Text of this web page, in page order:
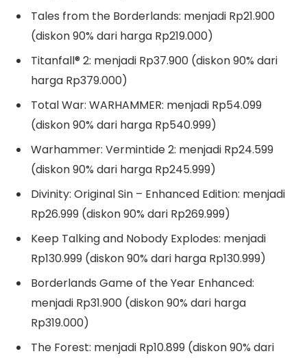
Tales from the Borderlands: menjadi Rp21.900
(diskon 90% dari harga Rp219.000)
Titanfall® 2: menjadi Rp37.900 (diskon 90% dari
harga Rp379.000)
Total War: WARHAMMER: menjadi Rp54.099
(diskon 90% dari harga Rp540.999)
Warhammer: Vermintide 2: menjadi Rp24.599
(diskon 90% dari harga Rp245.999)
Divinity: Original Sin – Enhanced Edition: menjadi
Rp26.999 (diskon 90% dari Rp269.999)
Keep Talking and Nobody Explodes: menjadi
Rp130.999 (diskon 90% dari harga Rp130.999)
Borderlands Game of the Year Enhanced:
menjadi Rp31.900 (diskon 90% dari harga
Rp319.000)
The Forest: menjadi Rp10.899 (diskon 90% dari